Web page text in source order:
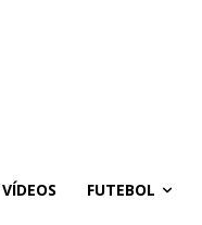
VÍDEOS FUTEBOL